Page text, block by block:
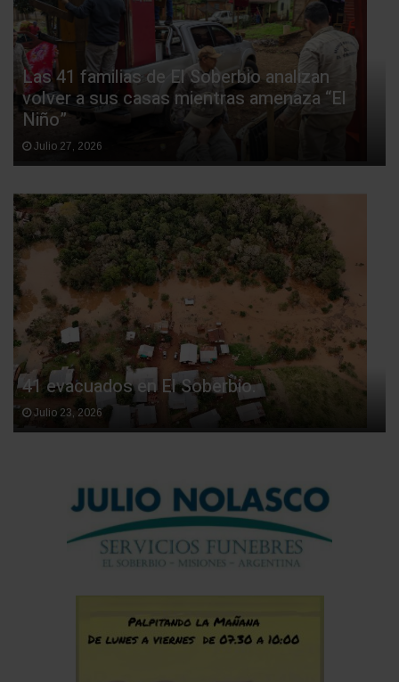
Las 41 familias de El Soberbio analizan
volver a sus casas mientras amenaza “El
Niño”
Julio 27, 2026
41 evacuados en El Soberbio.
Julio 23, 2026